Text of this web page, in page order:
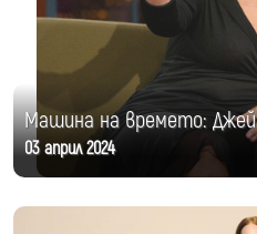
Машина на времето:
03 април 2024